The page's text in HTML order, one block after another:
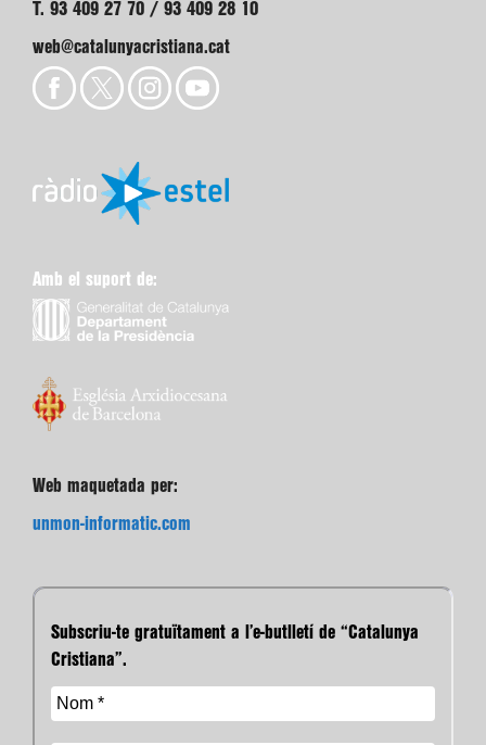
T. 93 409 27 70 / 93 409 28 10
web@catalunyacristiana.cat
Amb el suport de:
Web maquetada per:
unmon-informatic.com
Subscriu-te gratuïtament a l’e-butlletí de “Catalunya
Cristiana”.